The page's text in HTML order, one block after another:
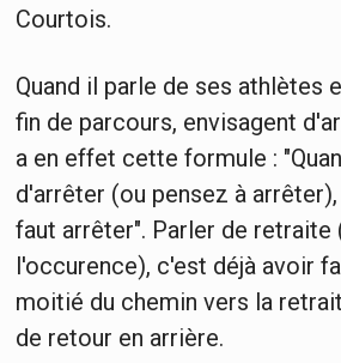
Courtois.
Quand il parle de ses athlètes
fin de parcours, envisagent
a en effet cette formule :
d'arrêter (ou pensez à
faut arrêter". Parler de retraite
l'occurence), c'est déjà avoir
moitié du chemin vers la
de retour en arrière.